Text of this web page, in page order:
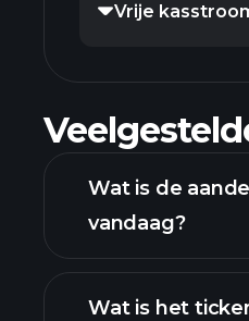
Vrije
Wat is de
vandaag?
Wat is het